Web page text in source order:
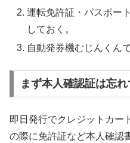
運転免許証・パスポー
しておく。
自動発券機むじんくん
まず本人確認証は忘
即日発行でクレジットカー
の際に免許証など本人確認